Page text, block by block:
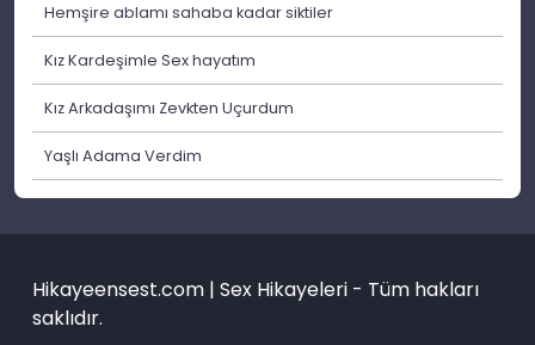
Hemşire ablamı sahaba kadar siktiler
Kız Kardeşimle Sex hayatım
Kız Arkadaşımı Zevkten Uçurdum
Yaşlı Adama Verdim
Hikayeensest.com | Sex Hikayeleri - Tüm hakları
saklıdır.